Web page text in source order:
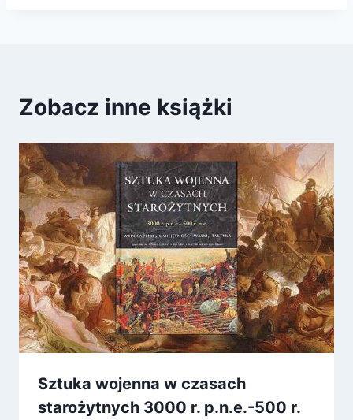
Zobacz inne książki
Sztuka wojenna w czasach
starożytnych 3000 r. p.n.e.-500 r.